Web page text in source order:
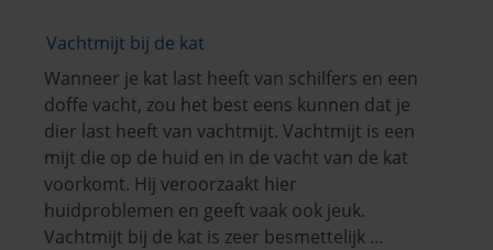
Vachtmijt bij de kat
Wanneer je kat last heeft van schilfers en een
doffe vacht, zou het best eens kunnen dat je
dier last heeft van vachtmijt. Vachtmijt is een
mijt die op de huid en in de vacht van de kat
voorkomt. Hij veroorzaakt hier
huidproblemen en geeft vaak ook jeuk.
Vachtmijt bij de kat is zeer besmettelijk …